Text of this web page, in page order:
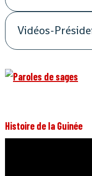
Vidéos-
Histoire de la Guinée